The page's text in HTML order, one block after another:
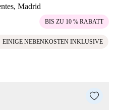
Madrid
BIS ZU 10 % RABATT
EINIGE NEBENKOSTEN INKLUSIVE